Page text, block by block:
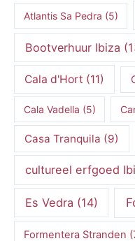
Atlantis Sa Pedra (5)
Bootverhuur Ibiza
Cala d'Hort (11)
Cala Vadella (5)
Casa Tranquila (9)
cultureel erfgoed
Es Vedra (14)
Formentera Stranden